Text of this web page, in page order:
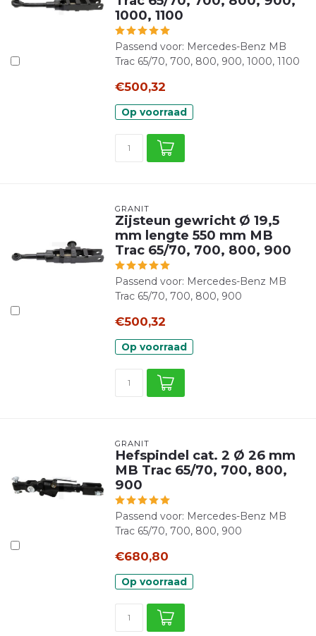
1000, 1100
Passend voor: Mercedes-Benz MB
Trac 65/70, 700, 800, 900, 1000, 1100
€500,32
Op voorraad
GRANIT
Zijsteun gewricht Ø 19,5
mm lengte 550 mm MB
Trac 65/70, 700, 800, 900
Passend voor: Mercedes-Benz MB
Trac 65/70, 700, 800, 900
€500,32
Op voorraad
GRANIT
Hefspindel cat. 2 Ø 26 mm
MB Trac 65/70, 700, 800,
900
Passend voor: Mercedes-Benz MB
Trac 65/70, 700, 800, 900
€680,80
Op voorraad